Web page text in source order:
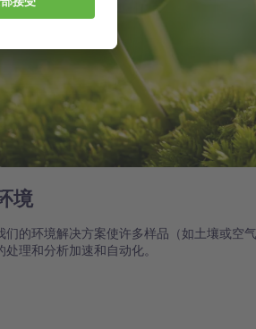
境
们的环境解决方案使许多样品（如土壤或空气
处理和分析加速和自动化。